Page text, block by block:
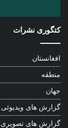
کتگوری نشرات
افغانستان
منطقه
جهان
گزارش های ویدیوئی
گزارش های تصویری